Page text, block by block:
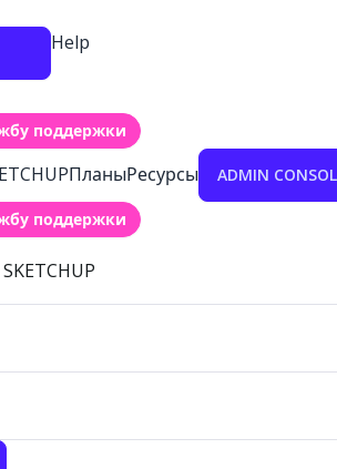
Help
поддержки
ПланыРесурсы ADMIN
поддержки